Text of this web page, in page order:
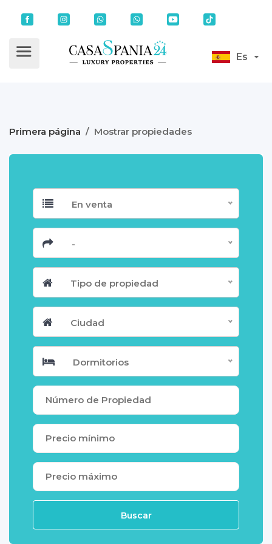
Es
Primera página / Mostrar propiedades
En venta
-
Tipo de propiedad
Ciudad
Dormitorios
Buscar